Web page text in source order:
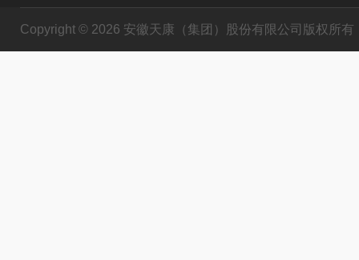
Copyright © 2026 安徽天康（集团）股份有限公司版权所有